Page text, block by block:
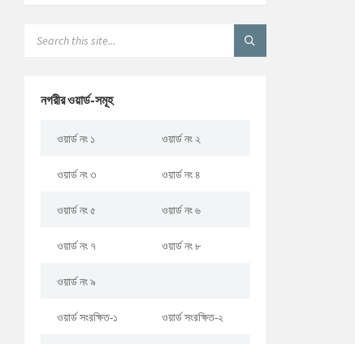
নগরীর ওয়ার্ড-সমূহ
ওয়ার্ড নং ১ ওয়ার্ড নং ২
ওয়ার্ড নং ৩ ওয়ার্ড নং ৪
ওয়ার্ড নং ৫ ওয়ার্ড নং ৬
ওয়ার্ড নং ৭ ওয়ার্ড নং ৮
ওয়ার্ড নং ৯
ওয়ার্ড সংরক্ষিত-১ ওয়ার্ড সংরক্ষিত-২